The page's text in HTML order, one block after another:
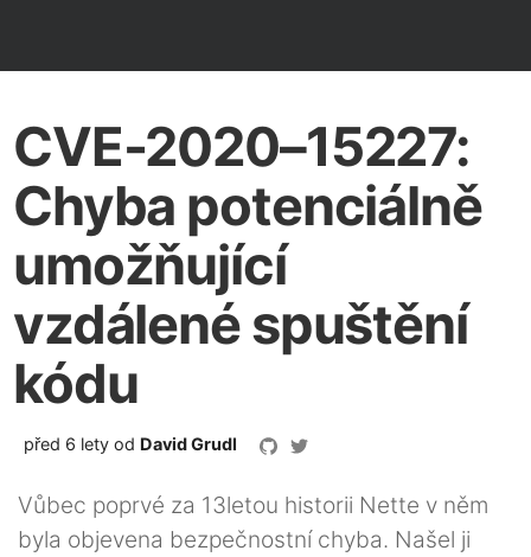
CVE-2020–15227:
Chyba potenciálně
umožňující
vzdálené spuštění
kódu
před 6 lety od David Grudl
Vůbec poprvé za 13letou historii Nette v něm
byla objevena bezpečnostní chyba. Našel ji